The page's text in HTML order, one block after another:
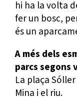
hi ha la volta
fer un bosc,
és un
A més dels
parcs segons
La plaça
Mina i el riu.